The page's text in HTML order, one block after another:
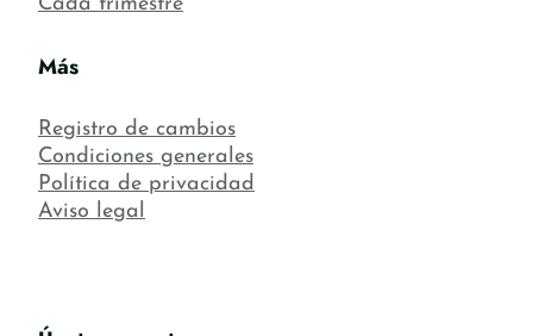
Cada trimestre
Más
Registro de cambios
Condiciones generales
Política de privacidad
Aviso legal